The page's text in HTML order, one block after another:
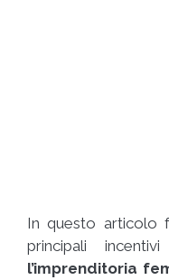
In questo articolo
principali
l’imprenditoria